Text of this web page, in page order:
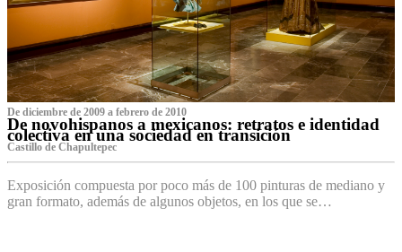
De diciembre de 2009 a febrero de 2010
De novohispanos a mexicanos: retratos e identidad
colectiva en una sociedad en transición
Castillo de Chapultepec
Exposición compuesta por poco más de 100 pinturas de mediano y
gran formato, además de algunos objetos, en los que se…